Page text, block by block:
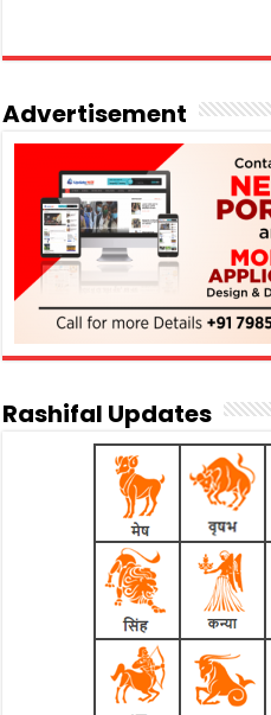
Advertisement
Rashifal Updates